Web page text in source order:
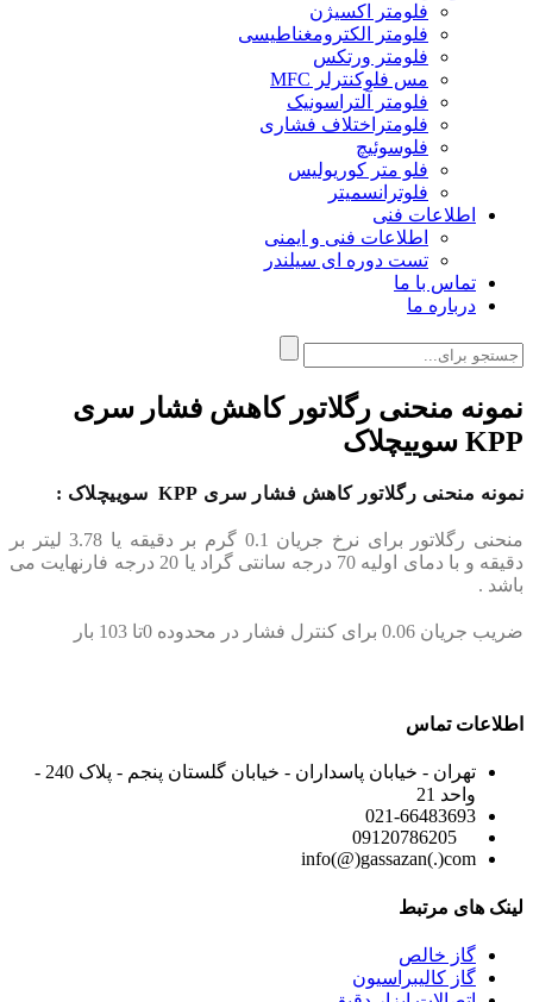
فلومتر اکسیژن
فلومتر الکترومغناطیسی
فلومتر ورتکس
مس فلوکنترلر MFC
فلومتر آلتراسونیک
فلومتراختلاف فشاری
فلوسوئیچ
فلو متر کوریولیس
فلوترانسمیتر
اطلاعات فنی
اطلاعات فنی و ایمنی
تست دوره ای سیلندر
تماس با ما
درباره ما
نمونه منحنی رگلاتور کاهش فشار سری
KPP سوییچلاک
نمونه منحنی رگلاتور کاهش فشار سری KPP سوییچلاک :
منحنی رگلاتور برای نرخ جریان 0.1 گرم بر دقیقه یا 3.78 لیتر بر
دقیقه و با دمای اولیه 70 درجه سانتی گراد یا 20 درجه فارنهایت می
باشد .
ضریب جریان 0.06 برای کنترل فشار در محدوده 0تا 103 بار
اطلاعات تماس
تهران - خیابان پاسداران - خیابان گلستان پنجم - پلاک 240 -
واحد 21
021-66483693
info(@)gassazan(.)com
لینک های مرتبط
گاز خالص
گاز کالیبراسیون